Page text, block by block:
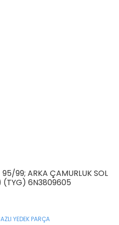
99; ARKA ÇAMURLUK SOL
(TYG) 6N3809605
YEDEK PARÇA